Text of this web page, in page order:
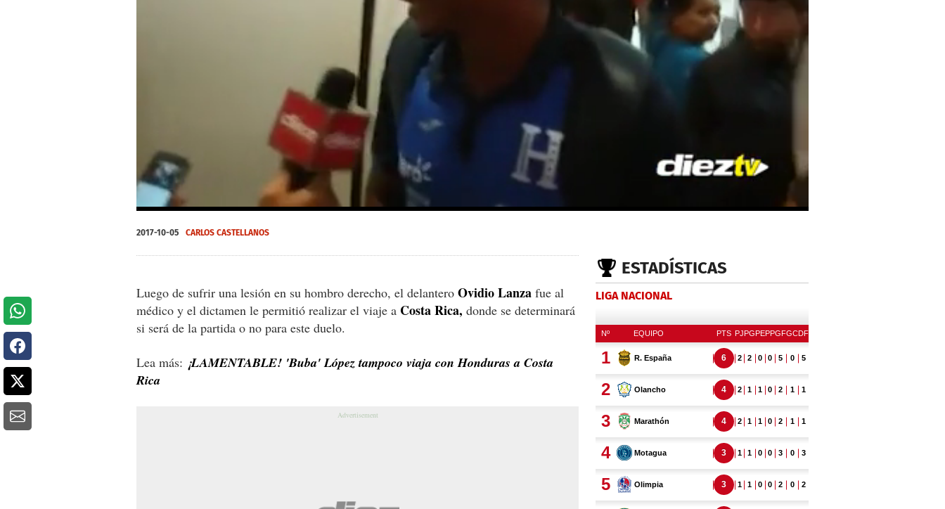
seconds
of
2017-10-05 CARLOS CASTELLANOS
Luego de sufrir una lesión en su hombro derecho, el delantero Ovidio Lanza fue al
médico y el dictamen le permitió realizar el viaje a Costa Rica, donde se determinará
si será de la partida o no para este duelo.
Lea más: ¡LAMENTABLE! 'Buba' López tampoco viaja con Honduras a Costa
Rica
ESTADÍSTICAS
LIGA NACIONAL